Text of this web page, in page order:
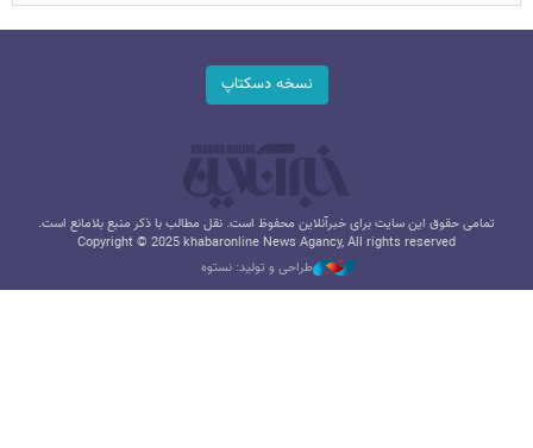
نسخه دسکتاپ
تمامی حقوق این سایت برای خبرآنلاین محفوظ است. نقل مطالب با ذکر منبع بلامانع است.
Copyright © 2025 khabaronline News Agancy, All rights reserved
طراحی و تولید: نستوه